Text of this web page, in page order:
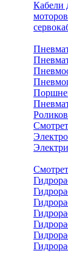
Кабели